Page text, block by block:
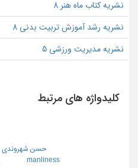
نشریه کتاب ماه هنر 8
نشریه رشد آموزش تربیت بدنی 8
نشریه مدیریت ورزشی 5
کلیدواژه های مرتبط
manliness
حسن شهروندي